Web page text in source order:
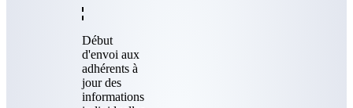
Début
d'envoi aux
adhérents à
jour des
informations